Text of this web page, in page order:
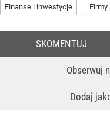
Finanse i inwestycje Firmy
Obserwuj
Dodaj
SKOMENTUJ